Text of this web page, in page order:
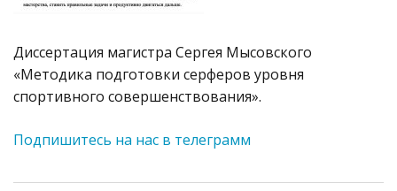
Диссертация магистра Сергея Мысовского
«Методика подготовки серферов уровня
спортивного совершенствования».
Подпишитесь на нас в телеграмм